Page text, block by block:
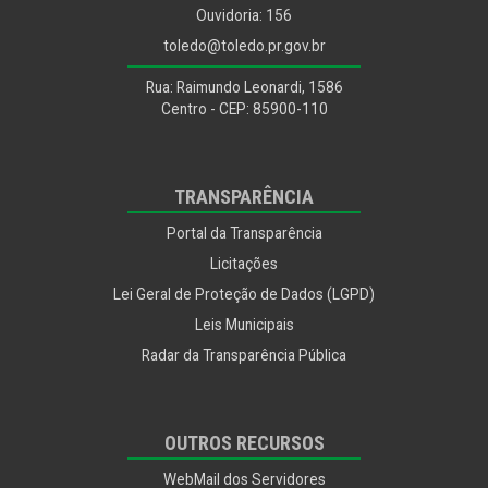
Segurança Alimentar
Segurança e Mobilidade Urbana
Ouvidoria: 156
toledo@toledo.pr.gov.br
Rua: Raimundo Leonardi, 1586
Centro - CEP: 85900-110
TRANSPARÊNCIA
Portal da Transparência
Licitações
Lei Geral de Proteção de Dados (LGPD)
Leis Municipais
Radar da Transparência Pública
OUTROS RECURSOS
WebMail dos Servidores